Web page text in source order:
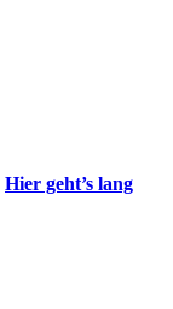
Hier geht’s lang